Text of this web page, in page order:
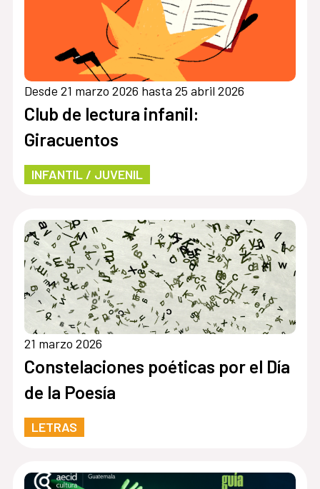
Desde 21 marzo 2026 hasta 25 abril 2026
Club de lectura infanil:
Giracuentos
INFANTIL / JUVENIL
21 marzo 2026
Constelaciones poéticas por el Día
de la Poesía
LETRAS